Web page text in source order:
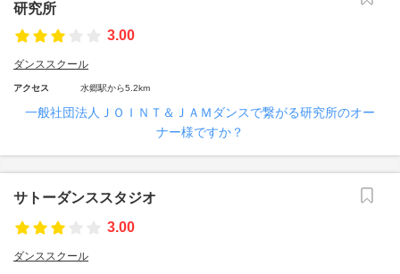
研究所
3.00
ダンススクール
アクセス 水郷駅から5.2km
一般社団法人ＪＯＩＮＴ＆ＪＡＭダンスで繋がる研究所のオー
ナー様ですか？
サトーダンススタジオ
3.00
ダンススクール